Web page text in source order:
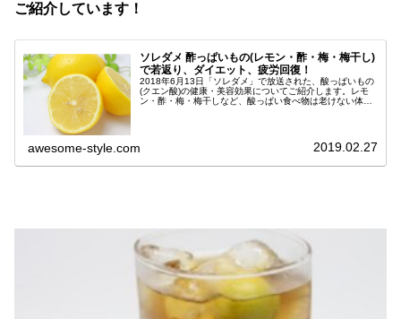
ご紹介しています！
ソレダメ 酢っぱいもの(レモン・酢・梅・梅干し)
で若返り、ダイエット、疲労回復！
2018年6月13日「ソレダメ」で放送された、酸っぱいもの
(クエン酸)の健康・美容効果についてご紹介します。レモ
ン・酢・梅・梅干しなど、酸っぱい食べ物は老けない体づ
awesome-style.com 2019.02.27